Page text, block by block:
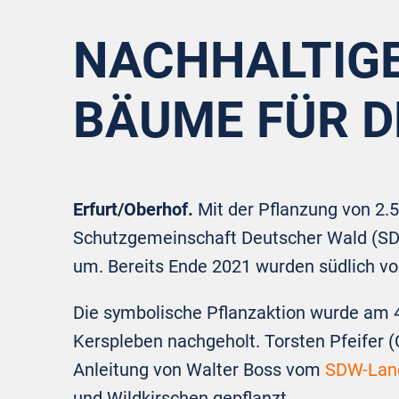
BÄUME FÜR
Erfurt/Oberhof. Mit der Pflanzung von
Schutzgemeinschaft Deutscher Wald
um. Bereits Ende 2021 wurden südlich
Die symbolische Pflanzaktion wurde
Kerspleben nachgeholt. Torsten Pfeifer
Anleitung von Walter Boss vomSDW-